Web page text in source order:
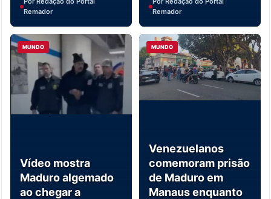
Remador
Remador
MUNDO
Vídeo mostra
Maduro algemado
ao chegar a
MUNDO
Venezuelanos
comemoram prisão
de Maduro em
Manaus enquanto